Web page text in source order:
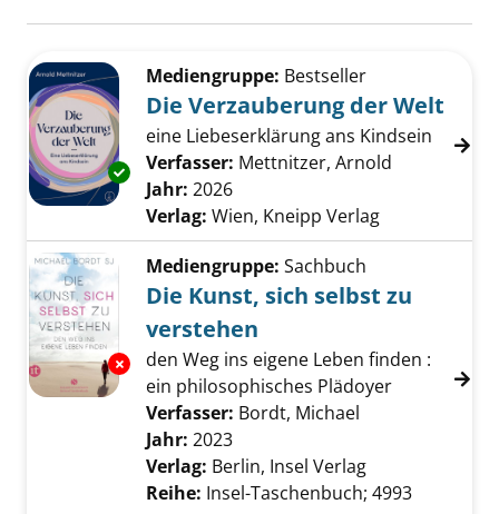
Zu den Suchfiltern springen
Exemplar-Details von Die Verzauberung der
Mediengruppe: Bestseller
Die Verzauberung der Welt
eine Liebeserklärung ans Kindsein
Verfasser: Mettnitzer, Arnold
Jahr: 2026
Verlag: Wien, Kneipp Verlag
Exemplar-Details von Die Kunst, sich selbst
Mediengruppe: Sachbuch
Die Kunst, sich selbst zu
verstehen
den Weg ins eigene Leben finden :
ein philosophisches Plädoyer
Verfasser: Bordt, Michael
Jahr: 2023
Verlag: Berlin, Insel Verlag
Reihe: Insel-Taschenbuch; 4993